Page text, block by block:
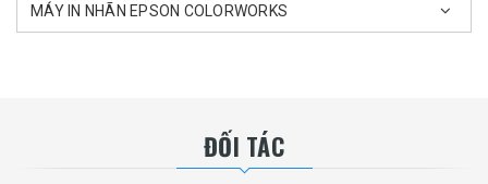
MÁY IN NHÃN EPSON COLORWORKS
ĐỐI TÁC